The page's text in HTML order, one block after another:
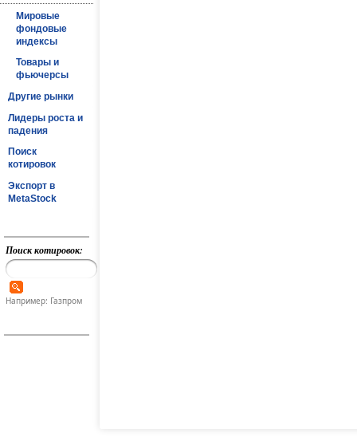
Мировые
фондовые
индексы
Товары и
фьючерсы
Другие рынки
Лидеры роста и
падения
Поиск
котировок
Экспорт в
MetaStock
Поиск котировок:
Например: Газпром